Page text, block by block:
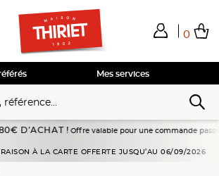
0
mes achats
Voir mon panier
Voir mon panier
Voir mon panier
Voir mon panier
Mes services
!Offre valable pour une commande passée en
À LA CARTE OFFERTE JUSQU’AU 06/09/2026